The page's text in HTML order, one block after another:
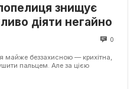
знищує
діяти негайно
0
майже беззахисною — крихітна,
пальцем. Але за цією